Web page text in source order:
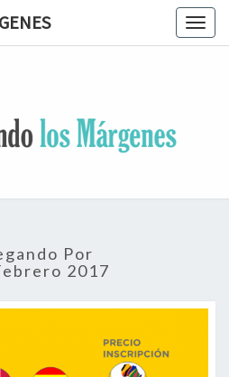
Terapia
Ocupacional
Por
2017